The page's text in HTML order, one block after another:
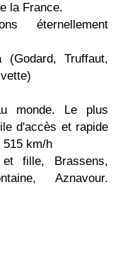
la France.
éternellement
(Godard, Truffaut,
monde. Le plus
d'accès et rapide
km/h
fille, Brassens,
Aznavour.